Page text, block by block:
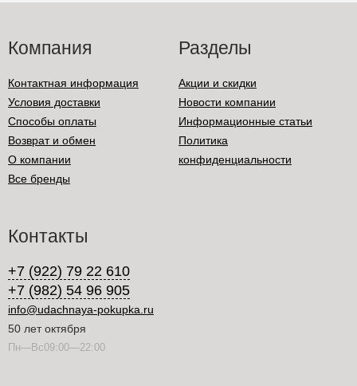
Компания
Контактная информация
Условия доставки
Способы оплаты
Возврат и обмен
О компании
Все бренды
Разделы
Акции и скидки
Новости компании
Информационные статьи
Политика
конфиденциальности
Контакты
+7 (922) 79 22 610
+7 (982) 54 96 905
info@udachnaya-pokupka.ru
50 лет октября
Пн—Вс09:00—22:00